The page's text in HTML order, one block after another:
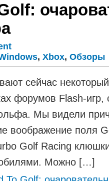
,Xbox,Обзоры
сейчас
форумов Flash-
Мы видели
воображение поля
Golf Racing
Можно […]